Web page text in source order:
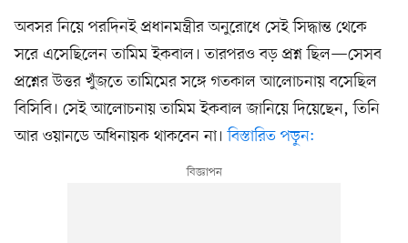
অবসর নিয়ে পরদিনই প্রধানমন্ত্রীর অনুরোধে সেই সিদ্ধান্ত থেকে
সরে এসেছিলেন তামিম ইকবাল। তারপরও বড় প্রশ্ন ছিল—সেসব
প্রশ্নের উত্তর খুঁজতে তামিমের সঙ্গে গতকাল আলোচনায় বসেছিল
বিসিবি। সেই আলোচনায় তামিম ইকবাল জানিয়ে দিয়েছেন, তিনি
আর ওয়ানডে অধিনায়ক থাকবেন না।বিস্তারিত পড়ুন: